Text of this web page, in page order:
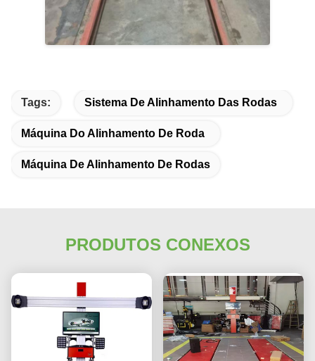
Tags: Sistema De Alinhamento Das Rodas
Máquina Do Alinhamento De Roda
Máquina De Alinhamento De Rodas
PRODUTOS CONEXOS